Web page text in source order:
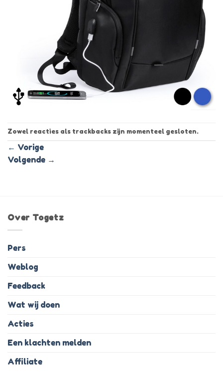
Zowel reacties als trackbacks zijn momenteel gesloten.
← Vorige
Volgende →
Over Togetz
Pers
Weblog
Feedback
Wat wij doen
Acties
Een klachten melden
Affiliate